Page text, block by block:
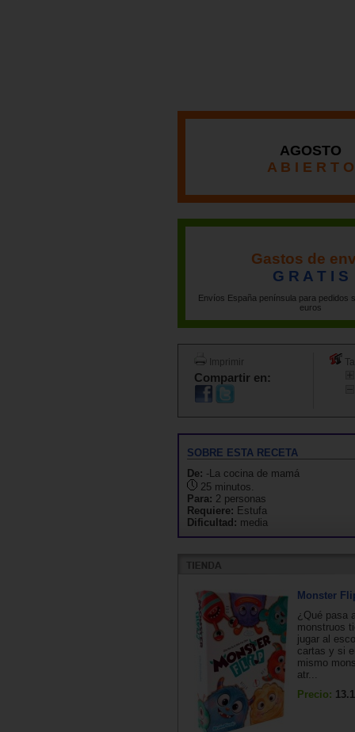
AGOSTO
A B I E R T O
Gastos de
G R A T I S
Envíos España península para pedidos
euros
Imprimir
Compartir en:
SOBRE ESTA RECETA
De: -La cocina de mamá
25 minutos.
Para: 2 personas
Requiere: Estufa
Dificultad: media
Monster
¿Qué pasa
monstruos
jugar al
cartas y si
mismo
atr...
Precio: